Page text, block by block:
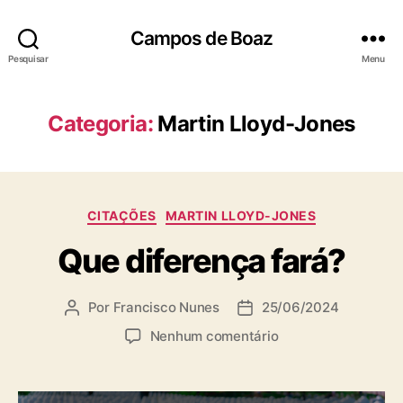
Pesquisar
Campos de Boaz
Menu
Categoria: Martin Lloyd-Jones
C
t
e
o
r
s
CITAÇÕES MARTIN LLOYD-JONES
Que diferença fará?
A Por Francisco Nunes
D 25/06/2024
Nenhum comentárioe
u